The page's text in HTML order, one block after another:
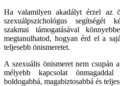
Ha valamilyen akadályt érzel az
szexuálpszichológus segítségét
szakmai támogatásával
megtanulhatod, hogyan érd el a
teljesebb önismeretet.
A szexuális önismeret nem csupán
mélyebb kapcsolat
boldogabbá, magabiztosabbá és